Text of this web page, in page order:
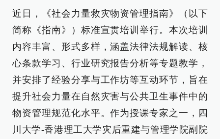
近日，《社会力量救灾物资管理指南》（以下
简称《指南》）标准宣贯培训举行。本次培训
内容丰富、形式多样，涵盖法律法规解读、核
心条款学习、行业研究报告分析等专题教学，
并安排了经验分享与工作坊等互动环节，旨在
提升社会力量在自然灾害与公共卫生事件中的
物资管理规范化水平。作为授课专家之一，四
川大学-香港理工大学灾后重建与管理学院副院